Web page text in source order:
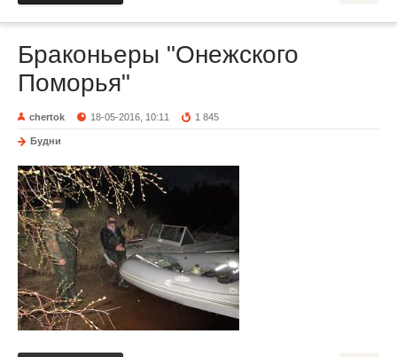
Браконьеры "Онежского
Поморья"
chertok 18-05-2016, 10:11 1 845
Будни